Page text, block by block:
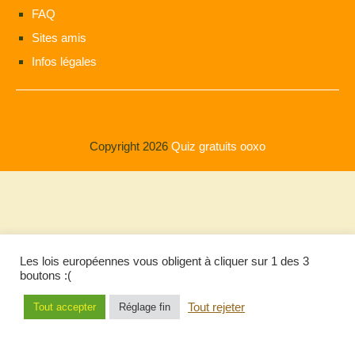
FAQ
Sites amis
Infos légales
Copyright 2026 Quiz gratuits ooxo
Les lois européennes vous obligent à cliquer sur 1 des 3
boutons :(
Tout accepter Réglage fin Tout rejeter